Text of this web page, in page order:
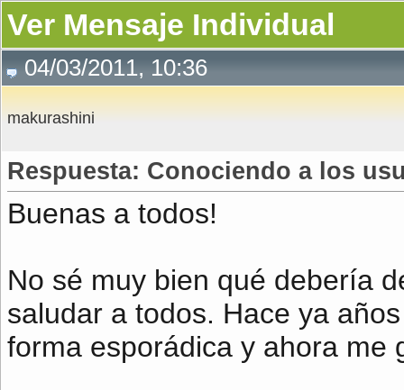
Ver Mensaje Individual
04/03/2011, 10:36
makurashini
Respuesta: Conociendo a los
Buenas a todos!
No sé muy bien qué debería
saludar a todos. Hace ya
forma esporádica y ahora me